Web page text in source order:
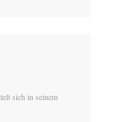
sich in seinem